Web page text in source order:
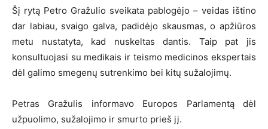
Šį rytą Petro Gražulio sveikata pablogėjo – veidas ištino
dar labiau, svaigo galva, padidėjo skausmas, o apžiūros
metu nustatyta, kad nuskeltas dantis. Taip pat jis
konsultuojasi su medikais ir teismo medicinos ekspertais
dėl galimo smegenų sutrenkimo bei kitų sužalojimų.
Petras Gražulis informavo Europos Parlamentą dėl
užpuolimo, sužalojimo ir smurto prieš jį.